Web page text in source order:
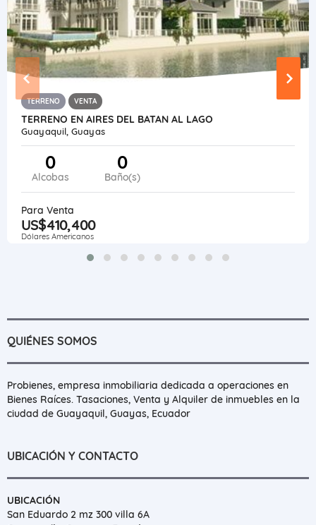
TERRENO VENTA
TERRENO EN AIRES DEL BATAN AL LAGO
Guayaquil, Guayas
0
Alcobas
0
Baño(s)
Para Venta
US$410,400
Dólares Americanos
QUIÉNES SOMOS
Probienes, empresa inmobiliaria dedicada a operaciones en
Bienes Raíces. Tasaciones, Venta y Alquiler de inmuebles en la
ciudad de Guayaquil, Guayas, Ecuador
UBICACIÓN Y CONTACTO
UBICACIÓN